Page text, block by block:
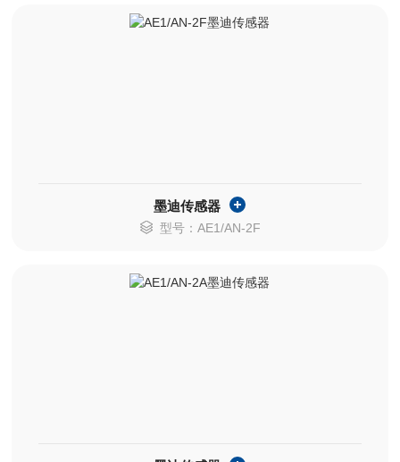
墨迪传感器
型号：AE1/AN-2F